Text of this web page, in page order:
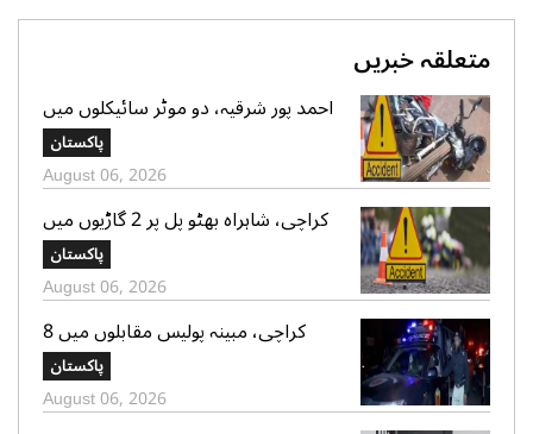
متعلقہ خبریں
احمد پور شرقیہ، دو موٹر سائیکلوں میں
پاکستان
August 06, 2026
کراچی، شاہراہ بھٹو پل پر 2 گاڑیوں میں
پاکستان
August 06, 2026
کراچی، مبینہ پولیس مقابلوں میں 8
زخمی سمیت 12 ڈاکو گرفتار، اسلحہ،
موبائل فونز، کیش رقم اور موٹر سائیکلیں
برآمد
پاکستان
August 06, 2026